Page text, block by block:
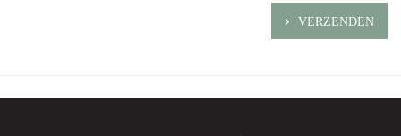
VERZENDEN